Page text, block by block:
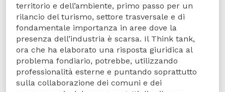
territorio e dell’ambiente, primo passo per un
rilancio del turismo, settore trasversale e di
fondamentale importanza in aree dove la
presenza dell’industria è scarsa. Il Think tank,
ora che ha elaborato una risposta giuridica al
problema fondiario, potrebbe, utilizzando
professionalità esterne e puntando soprattutto
sulla collaborazione dei comuni e dei